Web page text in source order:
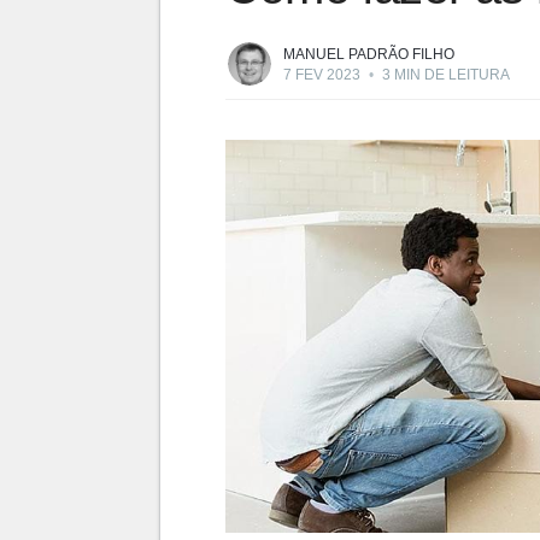
MANUEL PADRÃO FILHO
7 FEV 2023 • 3 MIN DE LEITURA